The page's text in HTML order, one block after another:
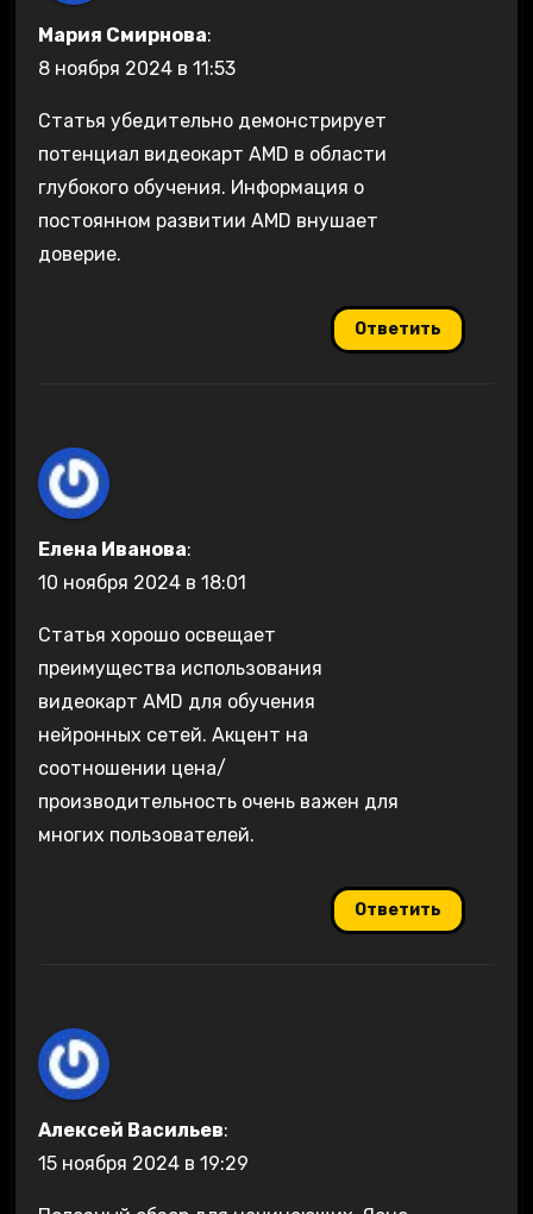
Мария Смирнова:
8 ноября 2024 в 11:53
Статья убедительно демонстрирует
потенциал видеокарт AMD в области
глубокого обучения. Информация о
постоянном развитии AMD внушает
доверие.
Ответить
Елена Иванова:
10 ноября 2024 в 18:01
Статья хорошо освещает
преимущества использования
видеокарт AMD для обучения
нейронных сетей. Акцент на
соотношении цена/
производительность очень важен для
многих пользователей.
Ответить
Алексей Васильев:
15 ноября 2024 в 19:29